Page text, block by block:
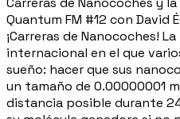
Quantum FM #12 con David
¡Carreras de Nanocoches!
internacional en el que
sueño: hacer que sus
un tamaño de 0.00000001
distancia posible durante